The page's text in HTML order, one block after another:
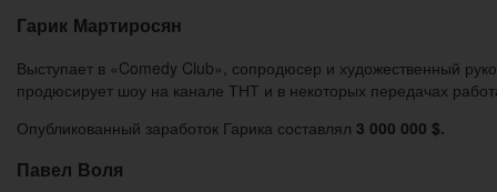
Гарик Мартиросян
Выступает в «Comedy Club», сопродюсер и художественный
продюсирует шоу на канале ТНТ и в некоторых передачах
Опубликованный заработок Гарика составлял 3 000 000 $.
Павел Воля